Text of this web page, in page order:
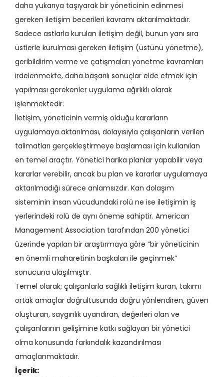
daha yukarıya taşıyarak bir yöneticinin edinmesi
gereken iletişim becerileri kavramı aktarılmaktadır.
Sadece astlarla kurulan iletişim değil, bunun yanı sıra
üstlerle kurulması gereken iletişim (üstünü yönetme),
geribildirim verme ve çatışmaları yönetme kavramları
irdelenmekte, daha başarılı sonuçlar elde etmek için
yapılması gerekenler uygulama ağırlıklı olarak
işlenmektedir.
İletişim, yöneticinin vermiş olduğu kararların
uygulamaya aktarılması, dolayısıyla çalışanların verilen
talimatları gerçekleştirmeye başlaması için kullanılan
en temel araçtır. Yönetici harika planlar yapabilir veya
kararlar verebilir, ancak bu plan ve kararlar uygulamaya
aktarılmadığı sürece anlamsızdır. Kan dolaşım
sisteminin insan vücudundaki rolü ne ise iletişimin iş
yerlerindeki rolü de aynı öneme sahiptir. American
Management Association tarafından 200 yönetici
üzerinde yapılan bir araştırmaya göre “bir yöneticinin
en önemli maharetinin başkaları ile geçinmek”
sonucuna ulaşılmıştır.
Temel olarak; çalışanlarla sağlıklı iletişim kuran, takımı
ortak amaçlar doğrultusunda doğru yönlendiren, güven
oluşturan, saygınlık uyandıran, değerleri olan ve
çalışanlarının gelişimine katkı sağlayan bir yönetici
olma konusunda farkındalık kazandırılması
amaçlanmaktadır.
İçerik: